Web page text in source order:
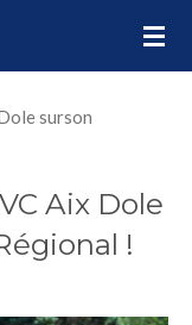
surson
Aix Dole
!